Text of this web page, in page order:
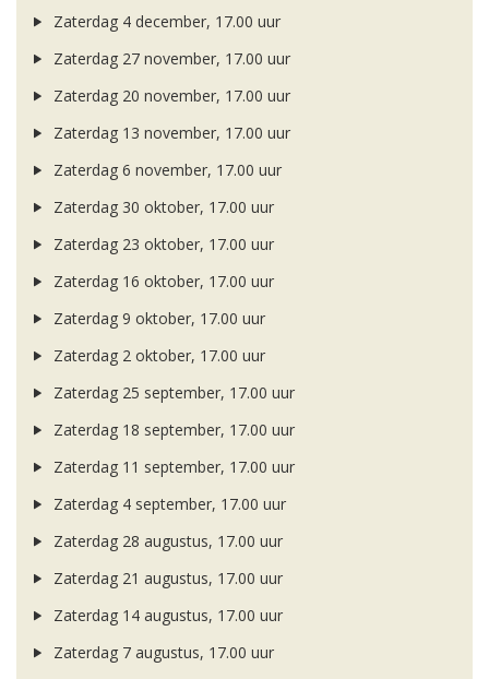
Zaterdag 4 december, 17.00 uur
Zaterdag 27 november, 17.00 uur
Zaterdag 20 november, 17.00 uur
Zaterdag 13 november, 17.00 uur
Zaterdag 6 november, 17.00 uur
Zaterdag 30 oktober, 17.00 uur
Zaterdag 23 oktober, 17.00 uur
Zaterdag 16 oktober, 17.00 uur
Zaterdag 9 oktober, 17.00 uur
Zaterdag 2 oktober, 17.00 uur
Zaterdag 25 september, 17.00 uur
Zaterdag 18 september, 17.00 uur
Zaterdag 11 september, 17.00 uur
Zaterdag 4 september, 17.00 uur
Zaterdag 28 augustus, 17.00 uur
Zaterdag 21 augustus, 17.00 uur
Zaterdag 14 augustus, 17.00 uur
Zaterdag 7 augustus, 17.00 uur